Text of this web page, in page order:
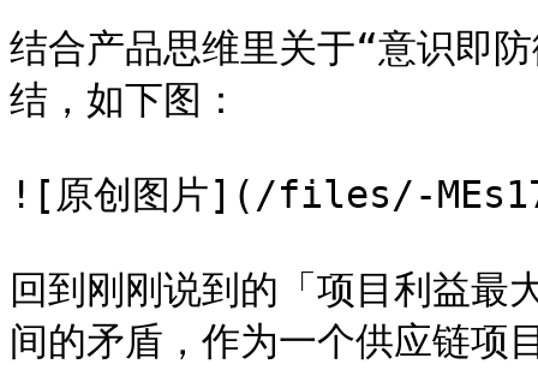
结合产品思维里关于“意识即
结，如下图：
![原创图片](/files/-
回到刚刚说到的「项目利益最
间的矛盾，作为一个供应链项